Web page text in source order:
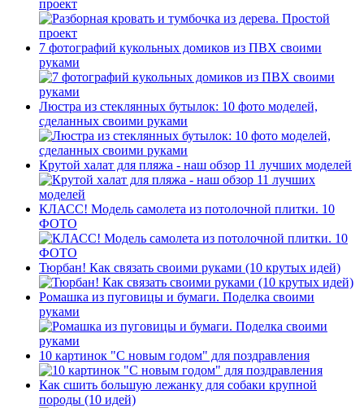
проект
7 фотографий кукольных домиков из ПВХ своими
руками
Люстра из стеклянных бутылок: 10 фото моделей,
сделанных своими руками
Крутой халат для пляжа - наш обзор 11 лучших моделей
КЛАСС! Модель самолета из потолочной плитки. 10
ФОТО
Тюрбан! Как связать своими руками (10 крутых идей)
Ромашка из пуговицы и бумаги. Поделка своими
руками
10 картинок "С новым годом" для поздравления
Как сшить большую лежанку для собаки крупной
породы (10 идей)